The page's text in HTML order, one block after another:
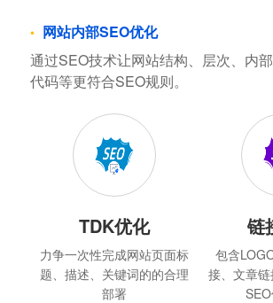
网站内部SEO优化
通过SEO技术让网站结构、层次、内
代码等更符合SEO规则。
TDK优化
力争一次性完成网站页面标
题、描述、关键词的的合理
部署
链
包含
接、文章